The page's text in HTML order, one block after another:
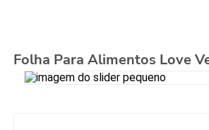
Folha Para Alimentos Love
5º